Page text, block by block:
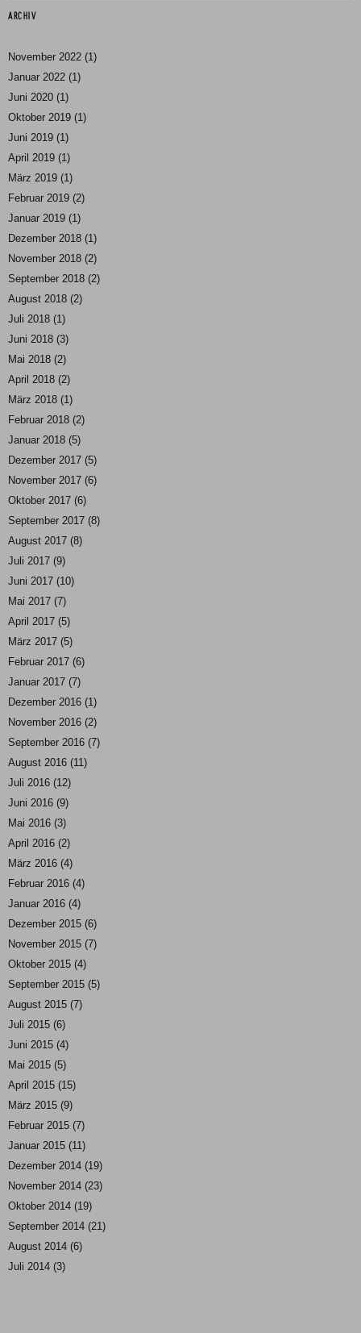
ARCHIV
November 2022 (1)
Januar 2022 (1)
Juni 2020 (1)
Oktober 2019 (1)
Juni 2019 (1)
April 2019 (1)
März 2019 (1)
Februar 2019 (2)
Januar 2019 (1)
Dezember 2018 (1)
November 2018 (2)
September 2018 (2)
August 2018 (2)
Juli 2018 (1)
Juni 2018 (3)
Mai 2018 (2)
April 2018 (2)
März 2018 (1)
Februar 2018 (2)
Januar 2018 (5)
Dezember 2017 (5)
November 2017 (6)
Oktober 2017 (6)
September 2017 (8)
August 2017 (8)
Juli 2017 (9)
Juni 2017 (10)
Mai 2017 (7)
April 2017 (5)
März 2017 (5)
Februar 2017 (6)
Januar 2017 (7)
Dezember 2016 (1)
November 2016 (2)
September 2016 (7)
August 2016 (11)
Juli 2016 (12)
Juni 2016 (9)
Mai 2016 (3)
April 2016 (2)
März 2016 (4)
Februar 2016 (4)
Januar 2016 (4)
Dezember 2015 (6)
November 2015 (7)
Oktober 2015 (4)
September 2015 (5)
August 2015 (7)
Juli 2015 (6)
Juni 2015 (4)
Mai 2015 (5)
April 2015 (15)
März 2015 (9)
Februar 2015 (7)
Januar 2015 (11)
Dezember 2014 (19)
November 2014 (23)
Oktober 2014 (19)
September 2014 (21)
August 2014 (6)
Juli 2014 (3)